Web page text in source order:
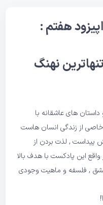
هفتم :
تنهاترین نهنگ
های عاشقانه با
از زندگی انسان هاست
پیداست , لذت بردن از
این پادکست با هدف بالا
, فلسفه و ماهیت وجودی